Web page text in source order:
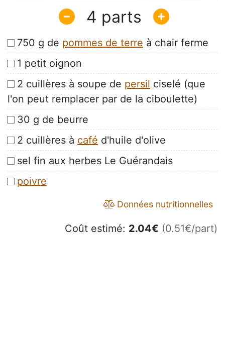
4
750 g de pommes de terre à chair ferme
1 petit oignon
2 cuillères à soupe de persil ciselé (que
l'on peut remplacer par de la ciboulette)
30 g de beurre
2 cuillères à café d'huile d'olive
sel fin aux herbes Le Guérandais
poivre
Données nutritionnelles
Coût estimé: 2.04€ (0.51€/part)